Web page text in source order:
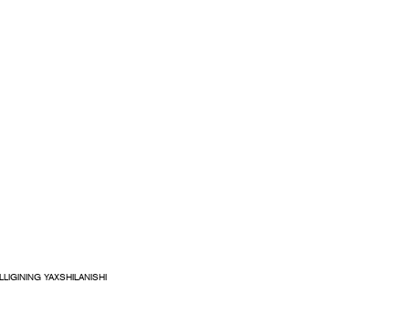
YAXSHILANISHI